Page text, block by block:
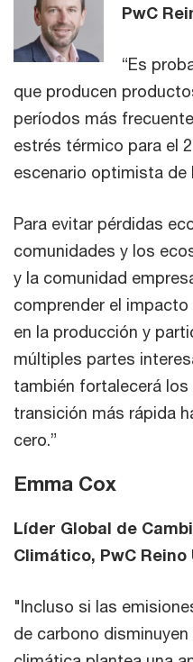
PwC
“Es
que producen
períodos más
estrés térmico para el
escenario optimista de
Para evitar pérdidas
comunidades y los
y la comunidad
comprender el
en la producción y
múltiples partes
también fortalecerá
transición más rápida
cero.”
Emma Cox
Líder Global de
Climático, PwC Reino
"Incluso si las
de carbono